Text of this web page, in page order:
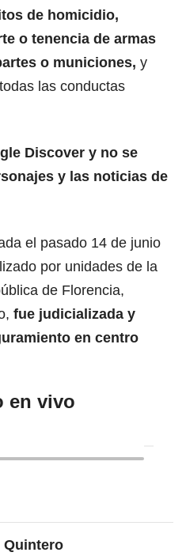
de homicidio,
o tenencia de armas
o municiones, y
las conductas
Discover y no se
y las noticias de
el pasado 14 de junio
por unidades de la
de Florencia,
fue judicializada y
en centro
en vivo
Quintero